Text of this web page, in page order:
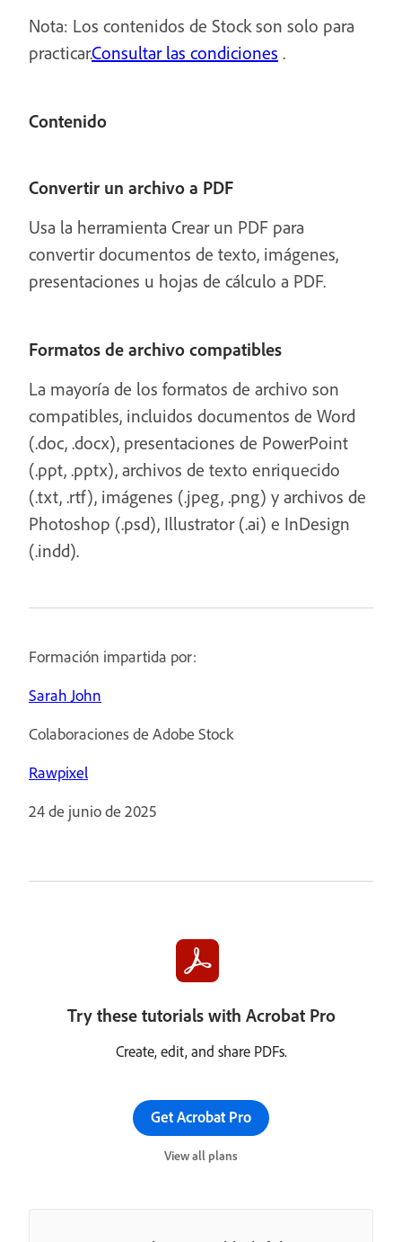
Nota: Los contenidos de Stock son solo para
practicar.Consultar las condiciones .
Contenido
Convertir un archivo a PDF
Usa la herramienta Crear un PDF para
convertir documentos de texto, imágenes,
presentaciones u hojas de cálculo a PDF.
Formatos de archivo compatibles
La mayoría de los formatos de archivo son
compatibles, incluidos documentos de Word
(.doc, .docx), presentaciones de PowerPoint
(.ppt, .pptx), archivos de texto enriquecido
(.txt, .rtf), imágenes (.jpeg, .png) y archivos de
Photoshop (.psd), Illustrator (.ai) e InDesign
(.indd).
Formación impartida por:
Sarah John
Colaboraciones de Adobe Stock
Rawpixel
24 de junio de 2025
Try these tutorials with Acrobat Pro
Create, edit, and share PDFs.
Get Acrobat Pro
View all plans